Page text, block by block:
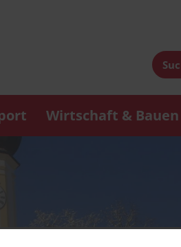
Wirtschaft & Bauen